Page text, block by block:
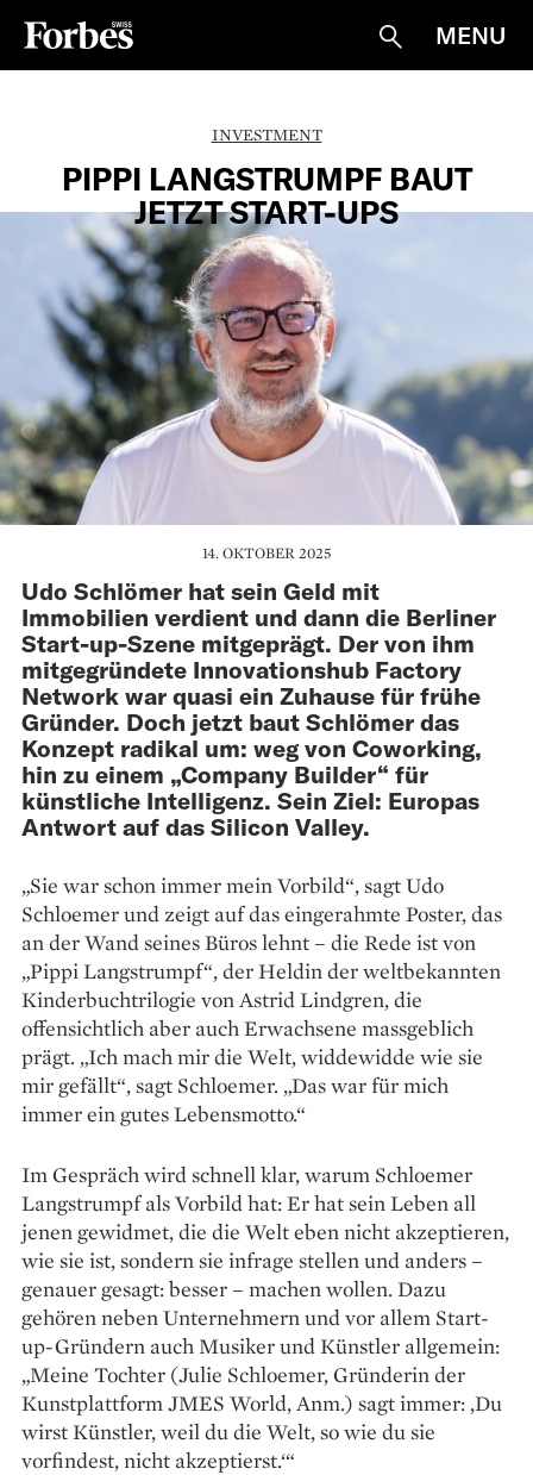
Suche
MENU
INVESTMENT
PIPPI LANGSTRUMPF BAUT
JETZT START-UPS
14. OKTOBER 2025
Udo Schlömer hat sein Geld mit
Immobilien verdient und dann die Berliner
Start-up-Szene mitgeprägt. Der von ihm
mitgegründete Innovationshub Factory
Network war quasi ein Zuhause für frühe
Gründer. Doch jetzt baut Schlömer das
Konzept radikal um: weg von Coworking,
hin zu einem „Company Builder“ für
künstliche Intelligenz. Sein Ziel: Europas
Antwort auf das Silicon Valley.
„Sie war schon immer mein Vorbild“, sagt Udo
Schloemer und zeigt auf das eingerahmte Poster, das
an der Wand seines Büros lehnt – die Rede ist von
„Pippi Langstrumpf“, der Heldin der weltbekannten
Kinderbuch­trilogie von Astrid Lindgren, die
offensichtlich aber auch Erwachsene massgeblich
prägt. „Ich mach mir die Welt, widdewidde wie sie
mir gefällt“, sagt Schloemer. „Das war für mich
immer ein gutes Lebensmotto.“
Im Gespräch wird schnell klar, warum Schloemer
Langstrumpf als Vorbild hat: Er hat sein Leben all
jenen gewidmet, die die Welt eben nicht akzeptieren,
wie sie ist, sondern sie infrage stellen und anders –
genauer gesagt: besser – machen wollen. Dazu
gehören neben Unternehmern und vor allem Start-
up-Gründern auch Musiker und Künstler allgemein:
„Meine Tochter (Julie Schloemer, Gründerin der
Kunstplattform JMES World, Anm.) sagt immer: ‚Du
wirst Künstler, weil du die Welt, so wie du sie
vorfindest, nicht akzeptierst.‘“